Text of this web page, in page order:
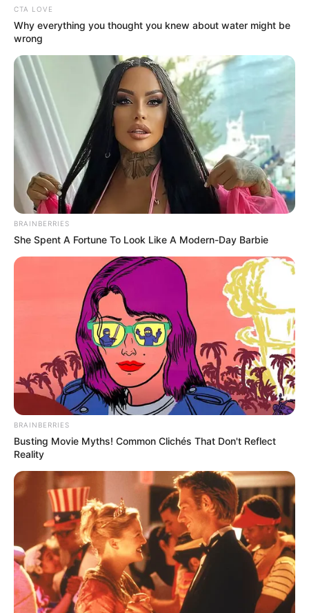
συγχωριανό τους που
έφυγε από την ζωή
29.03.2026, 20:12
Δωρόσημο οικοδόμων
Πάσχα: Πότε είναι η
πληρωμή
27.03.2026, 18:12
1 2 3 4 5 6
ΤΑΥΤΟΤΗΤΑ ΚΑΙ ΕΠΙΚΟΙΝΩΝΙΑ ΟΡΟΙ ΧΡΗΣΗΣ
© 2025 EVIANEWS του Γιώργου Κουτσελίνη
CTA LOVE
Why everything you thought you knew about water might be
wrong
BRAINBERRIES
She Spent A Fortune To Look Like A Modern-Day Barbie
BRAINBERRIES
Busting Movie Myths! Common Clichés That Don't Reflect
Reality